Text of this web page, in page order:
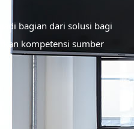
bagian dari solusi bagi
kompetensi sumber